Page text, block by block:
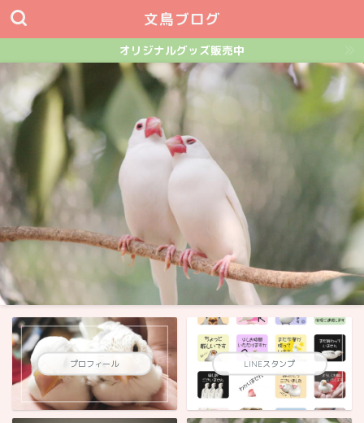
文鳥ブログ
オリジナルグッズ販売中
プロフィール LINEスタンプ